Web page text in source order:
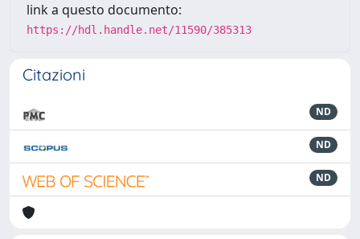
link a questo documento:
https://hdl.handle.net/11590/385313
Citazioni
ND
ND
ND